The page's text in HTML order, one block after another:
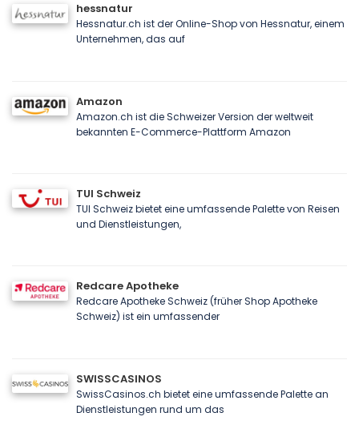
hessnatur
Hessnatur.ch ist der Online-Shop von Hessnatur, einem
Unternehmen, das auf
Amazon
Amazon.ch ist die Schweizer Version der weltweit
bekannten E-Commerce-Plattform Amazon
TUI Schweiz
TUI Schweiz bietet eine umfassende Palette von Reisen
und Dienstleistungen,
Redcare Apotheke
Redcare Apotheke Schweiz (früher Shop Apotheke
Schweiz) ist ein umfassender
SWISSCASINOS
SwissCasinos.ch bietet eine umfassende Palette an
Dienstleistungen rund um das